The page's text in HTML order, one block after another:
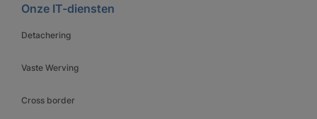
Onze IT-diensten
Detachering
Vaste Werving
Cross border